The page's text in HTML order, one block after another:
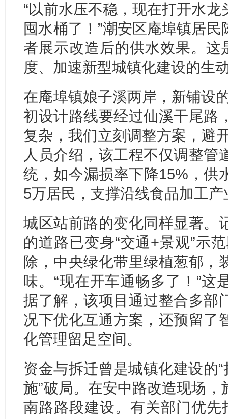
“以前水压不稳，现在打开水
囤水桶了！”潮安区庵埠镇居
者展示改造后的供水效果。这
度、加速新型城镇化建设的生
在庵埠镇娘子溪两岸，新铺设
初设计路线要经过仙溪干尾路
复杂，我们立刻调整方案，避
人员介绍，该工程不仅调整管
统，如今漏损率下降15%，供
5万居民，支撑沿线食品加工
城区站前路的变化同样显著。
的道路已变身“交通+景观”示
除，中央绿化带里绿植葱郁，
味。“现在开车通畅多了！”这
据了解，该项目通过整合多部
况下优化互通方案，还预留了
化管理留足空间。
资金与拆迁曾是城镇化建设的
施”破局。在安中路改造现场
南路路段建设。有关部门优